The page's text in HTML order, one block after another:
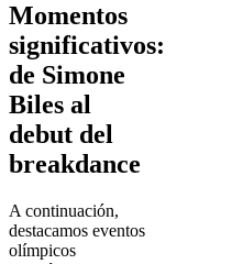
Momentos
significativos:
de Simone
Biles al
debut del
breakdance
A continuación,
destacamos eventos
olímpicos